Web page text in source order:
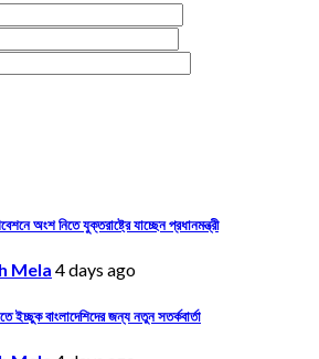
অংশ নিতে যুক্তরাষ্ট্রে যাচ্ছেন প্রধানমন্ত্রী
Mela 4 days ago
ইচ্ছুক বাংলাদেশিদের জন্য নতুন সতর্কবার্তা